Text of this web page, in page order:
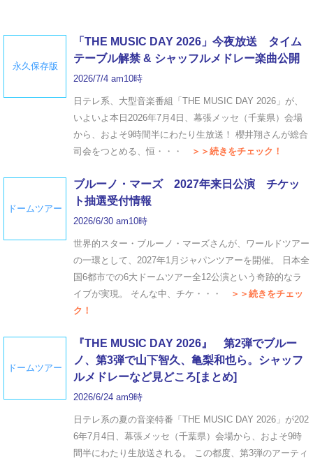
永久保存版
「THE MUSIC DAY 2026」今夜放送 タイム
テーブル解禁 & シャッフルメドレー楽曲公開
2026/7/4 am10時
日テレ系、大型音楽番組「THE MUSIC DAY 2026」が、
いよいよ本日2026年7月4日、幕張メッセ（千葉県）会場
から、およそ9時間半にわたり生放送！ 櫻井翔さんが総合
司会をつとめる、恒・・・
＞＞続きをチェック！
ドームツアー
ブルーノ・マーズ 2027年来日公演 チケッ
ト抽選受付情報
2026/6/30 am10時
世界的スター・ブルーノ・マーズさんが、ワールドツアー
の一環として、2027年1月ジャパンツアーを開催。 日本全
国6都市での6大ドームツアー全12公演という奇跡的なラ
イブが実現。 そんな中、チケ・・・
＞＞続きをチェッ
ク！
ドームツアー
『THE MUSIC DAY 2026』 第2弾でブルー
ノ、第3弾で山下智久、亀梨和也ら。シャッフ
ルメドレーなど見どころ[まとめ]
2026/6/24 am9時
日テレ系の夏の音楽特番「THE MUSIC DAY 2026」が202
6年7月4日、幕張メッセ（千葉県）会場から、およそ9時
間半にわたり生放送される。 この都度、第3弾のアーティ